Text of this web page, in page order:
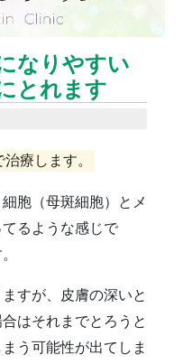
ルロン酸注入
ピアス
修正
ボトックス注射
メディア
ロアキュティン
光注射
注射・点滴
目の下のくま治療
斑治療
脂肪溶解注射
なりやすい
とれます
療します。
胞（母斑細胞）とメ
るような感じで
すが、皮膚の深いと
はそれまでとろうと
う可能性が出てしま